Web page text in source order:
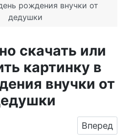
рождения внучки от
дедушки
скачать или
картинку в
внучки от
с Вперед